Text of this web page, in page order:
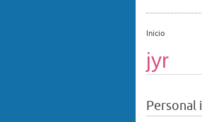
Inicio
jyr